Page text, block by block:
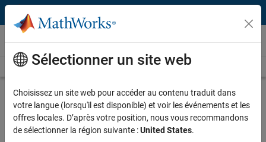
Passer au contenu
Vidéos
Videos Home Search
Play
Description
Sélectionner un site web
Choisissez un site web pour accéder au contenu traduit dans
votre langue (lorsqu'il est disponible) et voir les événements et les
offres locales. D’après votre position, nous vous recommandons
de sélectionner la région suivante :United States.